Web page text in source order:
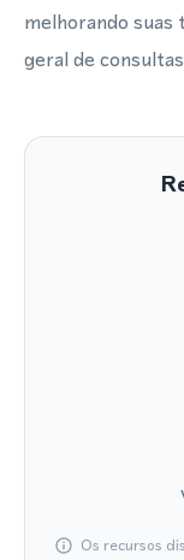
melhorando suas
geral de
Os recursos